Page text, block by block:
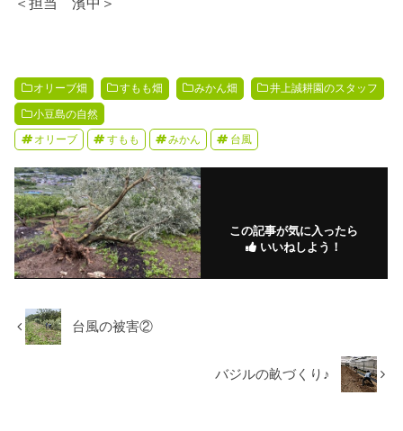
オリーブ畑 すもも畑 みかん畑 井上誠耕園のスタッフ
小豆島の自然
オリーブ すもも みかん 台風
この記事が気に入ったら
いいねしよう！
台風の被害②
バジルの畝づくり♪